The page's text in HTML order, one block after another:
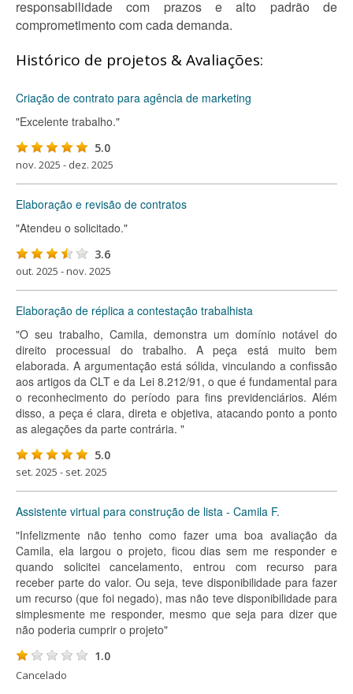
responsabilidade com prazos e alto padrão de
comprometimento com cada demanda.
Histórico de projetos & Avaliações:
Criação de contrato para agência de marketing
"Excelente trabalho."
5.0
nov. 2025 - dez. 2025
Elaboração e revisão de contratos
"Atendeu o solicitado."
3.6
out. 2025 - nov. 2025
Elaboração de réplica a contestação trabalhista
"O seu trabalho, Camila, demonstra um domínio notável do
direito processual do trabalho. A peça está muito bem
elaborada. A argumentação está sólida, vinculando a confissão
aos artigos da CLT e da Lei 8.212/91, o que é fundamental para
o reconhecimento do período para fins previdenciários. Além
disso, a peça é clara, direta e objetiva, atacando ponto a ponto
as alegações da parte contrária. "
5.0
set. 2025 - set. 2025
Assistente virtual para construção de lista - Camila F.
"Infelizmente não tenho como fazer uma boa avaliação da
Camila, ela largou o projeto, ficou dias sem me responder e
quando solicitei cancelamento, entrou com recurso para
receber parte do valor. Ou seja, teve disponibilidade para fazer
um recurso (que foi negado), mas não teve disponibilidade para
simplesmente me responder, mesmo que seja para dizer que
não poderia cumprir o projeto"
1.0
Cancelado